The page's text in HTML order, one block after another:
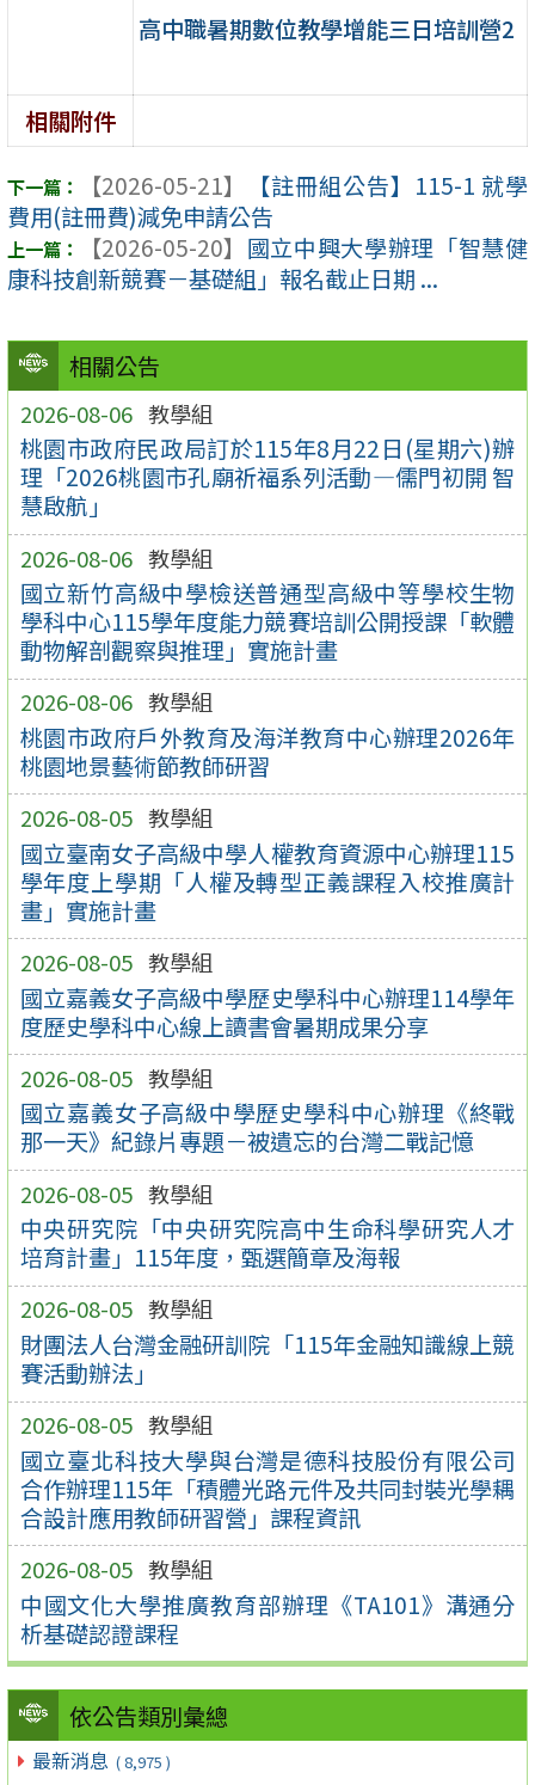
相關公告
2026-08-06 教學組
桃園市政府民政局訂於115年8月22日(星期六)辦
理「2026桃園市孔廟祈福系列活動—儒門初開 智
慧啟航」
2026-08-06 教學組
國立新竹高級中學檢送普通型高級中等學校生物
學科中心115學年度能力競賽培訓公開授課「軟體
動物解剖觀察與推理」實施計畫
2026-08-06 教學組
桃園市政府戶外教育及海洋教育中心辦理2026年
桃園地景藝術節教師研習
2026-08-05 教學組
國立臺南女子高級中學人權教育資源中心辦理115
學年度上學期「人權及轉型正義課程入校推廣計
畫」實施計畫
2026-08-05 教學組
國立嘉義女子高級中學歷史學科中心辦理114學年
度歷史學科中心線上讀書會暑期成果分享
2026-08-05 教學組
國立嘉義女子高級中學歷史學科中心辦理《終戰
那一天》紀錄片專題－被遺忘的台灣二戰記憶
2026-08-05 教學組
中央研究院「中央研究院高中生命科學研究人才
培育計畫」115年度，甄選簡章及海報
2026-08-05 教學組
財團法人台灣金融研訓院「115年金融知識線上競
賽活動辦法」
2026-08-05 教學組
國立臺北科技大學與台灣是德科技股份有限公司
合作辦理115年「積體光路元件及共同封裝光學耦
合設計應用教師研習營」課程資訊
2026-08-05 教學組
中國文化大學推廣教育部辦理《TA101》溝通分
析基礎認證課程
依公告類別彙總
最新消息 ( 8,975 )
高中職暑期數位教學增能三日培訓營2
相關附件
【2026-05-21】
【註冊組公告】115-1 就學
費用(註冊費)減免申請公告
【2026-05-20】 國立中興大學辦理「智慧健
康科技創新競賽－基礎組」報名截止日期 ...